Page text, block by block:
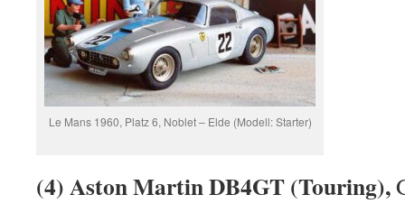
Le Mans 1960, Platz 6, Noblet – Elde (Modell: Starter)
(4) Aston Martin DB4GT (Touring),